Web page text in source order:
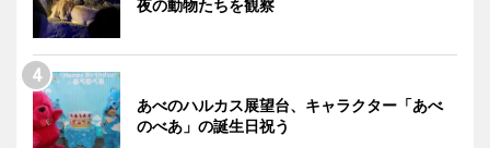
夜の動物たちを観察
あべのハルカス展望台、キャラクター「あべ
のべあ」の誕生日祝う